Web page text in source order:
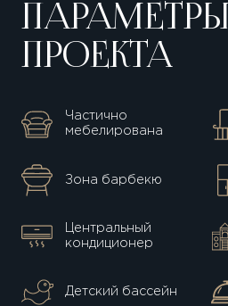
ПАРАМЕТРЫ
ПРОЕКТА
Частично
мебелирована
Зона барбекю
Центральный
кондиционер
Детский бассейн